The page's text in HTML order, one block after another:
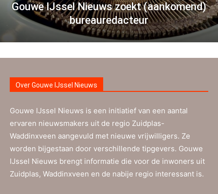
Gouwe IJssel Nieuws zoekt (aankomend)
bureauredacteur
Over Gouwe IJssel Nieuws
Gouwe IJssel Nieuws is een initiatief van een aantal
ervaren nieuwsmakers uit de regio Zuidplas-
Waddinxveen aangevuld met nieuwe vrijwilligers. Ze
worden bijgestaan door verschillende tipgevers. Gouwe
IJssel Nieuws brengt informatie die voor de inwoners uit
Zuidplas, Waddinxveen en de nabije regio interessant is.